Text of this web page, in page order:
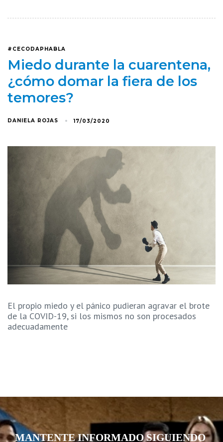
#CECODAPHABLA
Miedo durante la cuarentena,
¿cómo domar la fiera de los
temores?
DANIELA ROJAS 17/03/2020
El propio miedo y el pánico pudieran agravar el brote
de la COVID-19, si los mismos no son procesados
adecuadamente
MANTENTE INFORMADO SIGUIENDO